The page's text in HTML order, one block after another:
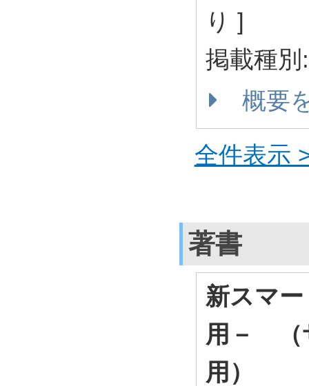
り ]
掲載種
概要
全件表示
著書
新スマ
用－ （
用）